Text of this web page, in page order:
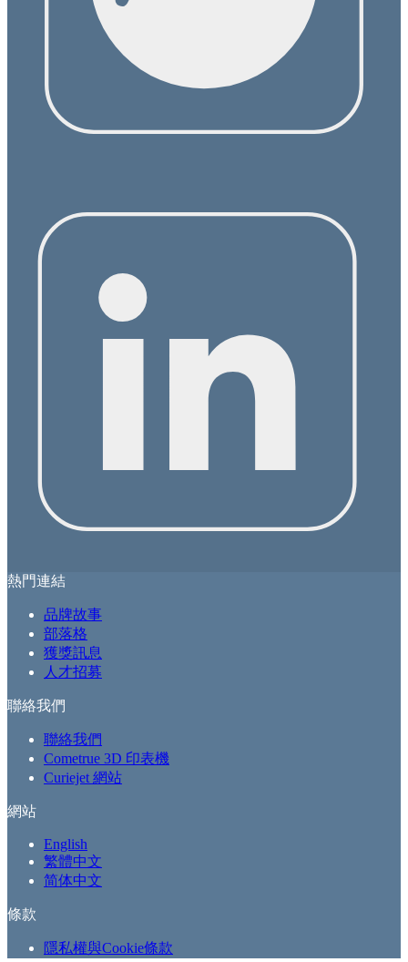
熱門連結
品牌故事
部落格
獲獎訊息
人才招募
聯絡我們
聯絡我們
Cometrue 3D 印表機
Curiejet 網站
網站
English
繁體中文
简体中文
條款
隱私權與Cookie條款